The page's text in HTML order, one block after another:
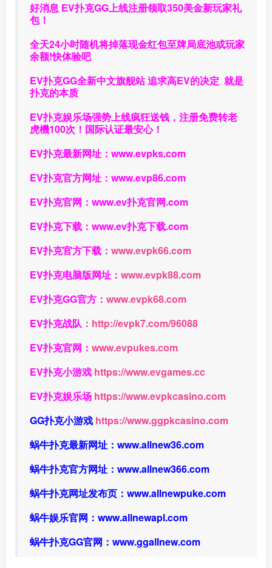
好消息 EV扑克GG上线注册领取350美金新玩家礼
包！
全天24小时随机将掉落现金红包至牌局底池或玩家
余额!快体验吧
EV扑克GG全新中文旗舰站追求高EV的决定 就是
扑克的本质
EV扑克娱乐场强势上线疯狂送钱，注册免费转老
虎機100次！国际认证最安心！
EV扑克最新网址： www.evpks.com
EV扑克官方网址： www.evp86.com
EV扑克官网： www.ev扑克官网.com
EV扑克下载： www.ev扑克下载.com
EV扑克官方下载： www.evpk66.com
EV扑克电脑版网址： www.evpk88.com
EV扑克GG官方： www.evpk68.com
EV扑克战队 ： http://evpk7.com/96088
EV扑克官网： www.evpukes.com
EV扑克小游戏 https://www.evgames.cc
EV扑克娱乐场 https://www.evpkcasino.com
GG扑克小游戏 https://www.ggpkcasino.com
蜗牛扑克最新网址： www.allnew36.com
蜗牛扑克官方网址： www.allnew366.com
蜗牛扑克网址发布页： www.allnewpuke.com
蜗牛娱乐官网： www.allnewapl.com
蜗牛扑克GG官网： www.ggallnew.com